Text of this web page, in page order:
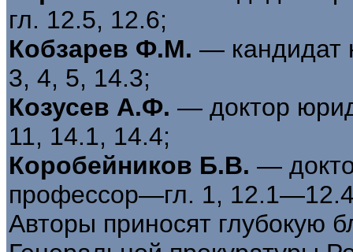
гл. 12.5, 12.6;
Кобзарев Ф.М. — кандидат
3, 4, 5, 14.3;
Козусев А.Ф. — доктор
11, 14.1, 14.4;
Коробейников Б.В. —
профессор—гл. 1,
Авторы приносят глубокую